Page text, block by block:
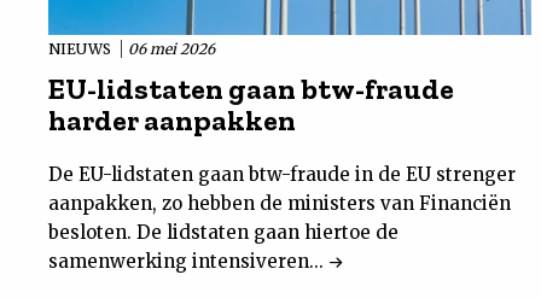
NIEUWS 06 mei 2026
EU-lidstaten gaan btw-fraude
harder aanpakken
De EU-lidstaten gaan btw-fraude in de EU strenger
aanpakken, zo hebben de ministers van Financiën
besloten. De lidstaten gaan hiertoe de
samenwerking intensiveren...